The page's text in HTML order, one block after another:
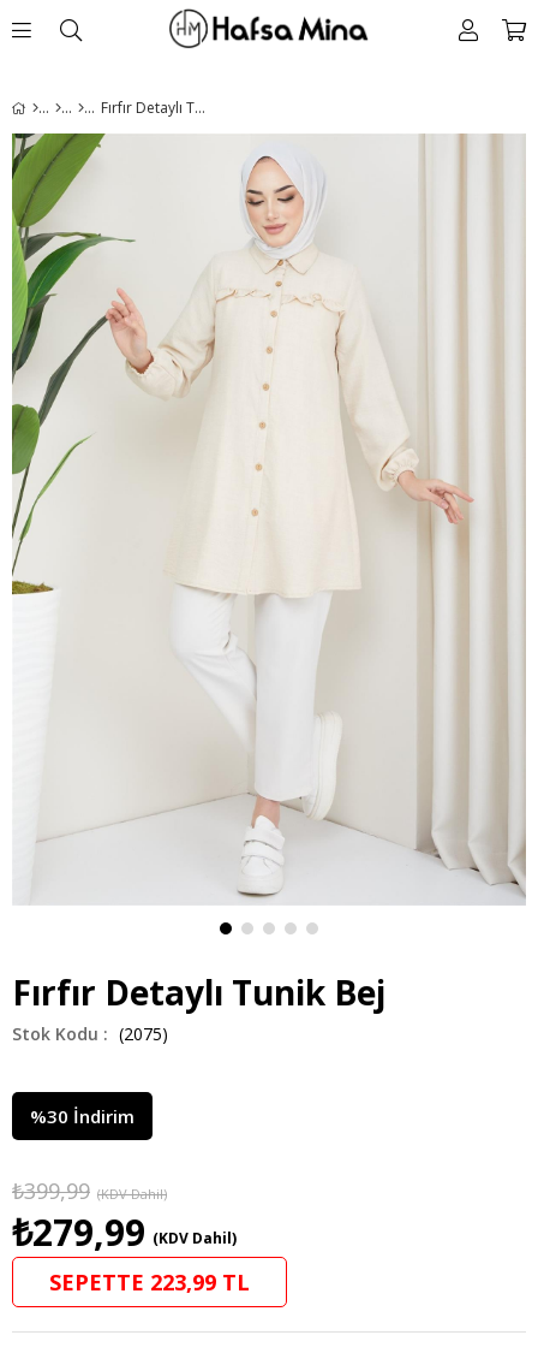
Fırfır Detaylı Tunik Bej
Fırfır Detaylı Tunik Bej
(2075)
%30 İndirim
₺399,99 (KDV Dahil)
₺279,99 (KDV Dahil)
SEPETTE 223,99 TL